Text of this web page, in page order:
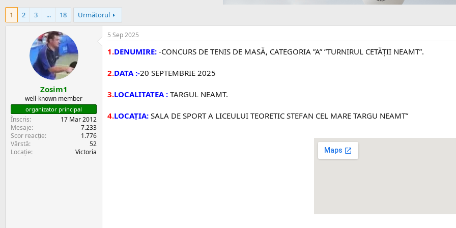
c
1 2 3 ... 18 Următorul
Zosim1
well-known member
organizator principal
Înscris
17 Mar 2012
Mesaje
7.233
Scor reacție
1.776
Vârstă
52
Locație
Victoria
5 Sep 2025
1.DENUMIRE: -CONCURS DE TENIS DE MASĂ, CATEGORIA ”A” ”TURNIRUL CETĂȚII NEAMT”.
2.DATA :-20 SEPTEMBRIE 2025
3.LOCALITATEA : TARGUL NEAMT.
4.LOCAȚIA: SALA DE SPORT A LICEULUI TEORETIC STEFAN CEL MARE TARGU NEAMT”